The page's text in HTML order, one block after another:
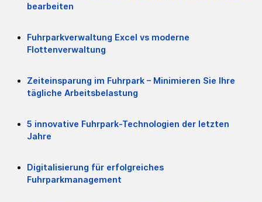
bearbeiten
Fuhrparkverwaltung Excel vs moderne
Flottenverwaltung
Zeiteinsparung im Fuhrpark – Minimieren Sie Ihre
tägliche Arbeitsbelastung
5 innovative Fuhrpark-Technologien der letzten
Jahre
Digitalisierung für erfolgreiches
Fuhrparkmanagement